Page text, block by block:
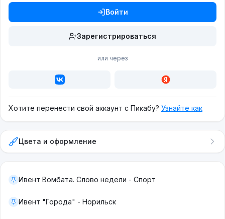
Войти
Зарегистрироваться
или через
Хотите перенести свой аккаунт с Пикабу? Узнайте как
Цвета и оформление
Ивент Вомбата. Слово недели - Спорт
Ивент "Города" - Норильск